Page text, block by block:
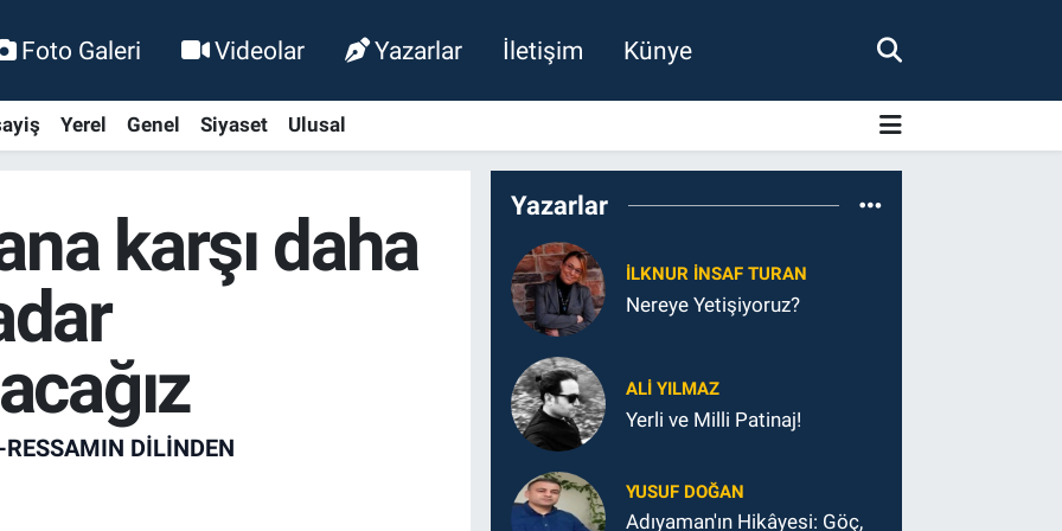
Foto Galeri Videolar Yazarlar İletişim Künye
Yerel Genel Siyaset Ulusal
karşı daha
DILINDEN
Yazarlar
İLKNUR İNSAF TURAN
Nereye Yetişiyoruz?
ALI YILMAZ
Yerli ve Milli Patinaj!
YUSUF DOĞAN
Adıyaman'ın Hikâyesi: Göç,